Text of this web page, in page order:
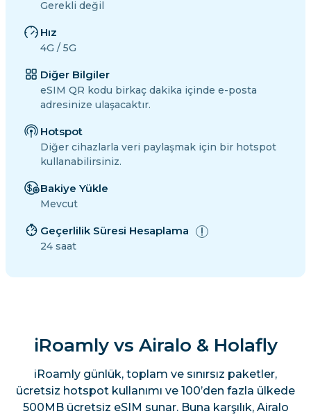
Gerekli değil
Hız
4G / 5G
Diğer Bilgiler
eSIM QR kodu birkaç dakika içinde e-posta
adresinize ulaşacaktır.
Hotspot
Diğer cihazlarla veri paylaşmak için bir hotspot
kullanabilirsiniz.
Bakiye Yükle
Mevcut
Geçerlilik Süresi Hesaplama
24 saat
iRoamly vs Airalo & Holafly
iRoamly günlük, toplam ve sınırsız paketler,
ücretsiz hotspot kullanımı ve 100’den fazla ülkede
500MB ücretsiz eSIM sunar. Buna karşılık, Airalo